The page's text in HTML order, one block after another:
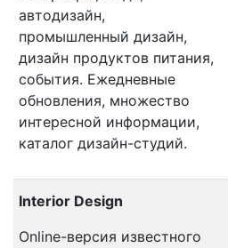
автодизайн,
промышленный дизайн,
дизайн продуктов питания,
события. Ежедневные
обновления, множество
интересной информации,
каталог дизайн-студий.
Interior Design
Online-версия известного